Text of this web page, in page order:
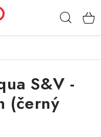
S&V -
(černý